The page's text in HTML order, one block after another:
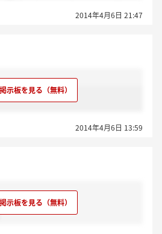
2014年4月6日 21:47
2014年4月6日 13:59